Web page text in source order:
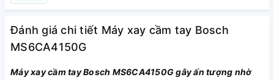
Đánh giá chi tiết Máy xay cầm tay Bosch
MS6CA4150G
Máy xay cầm tay Bosch MS6CA4150G gây ấn tượng nhờ